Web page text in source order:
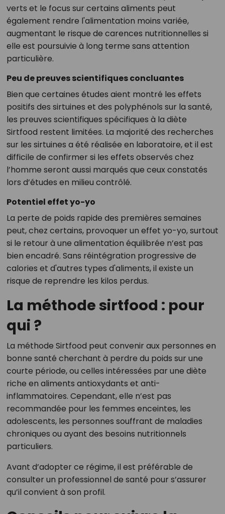
verts et le focus sur certains aliments peut
également rendre l'alimentation moins variée,
augmentant le risque de carences nutritionnelles si
elle est poursuivie à long terme sans attention
particulière.
Peu de preuves scientifiques concluantes
Bien que certaines études aient montré les effets
positifs des sirtuines et des polyphénols sur la santé,
les preuves scientifiques spécifiques à la diète
Sirtfood restent limitées. La majorité des recherches
sur les sirtuines a été réalisée en laboratoire, et il est
difficile de confirmer si les effets observés chez
l’homme seront aussi marqués que ceux constatés
lors d’études en milieu contrôlé.
Potentiel effet yo-yo
La perte de poids rapide des premières semaines
peut, chez certains, provoquer un effet yo-yo, surtout
si le retour à une alimentation équilibrée n’est pas
bien encadré. Sans réintégration progressive de
calories et d'autres types d'aliments, il existe un
risque de reprendre les kilos perdus.
La méthode sirtfood : pour
qui ?
La méthode Sirtfood peut convenir aux personnes en
bonne santé cherchant à perdre du poids sur une
courte période, ou celles intéressées par une diète
riche en aliments antioxydants et anti-
inflammatoires. Cependant, elle n’est pas
recommandée pour les femmes enceintes, les
adolescents, les personnes souffrant de maladies
chroniques ou ayant des besoins nutritionnels
particuliers.
Avant d’adopter ce régime, il est préférable de
consulter un professionnel de santé pour s’assurer
qu’il convient à son profil.